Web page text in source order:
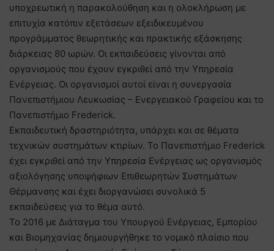
υποχρεωτική η παρακολούθηση και η ολοκλήρωση με
επιτυχία κατόπιν εξετάσεων εξειδικευμένου
προγράμματος θεωρητικής και πρακτικής εξάσκησης
διάρκειας 80 ωρών. Οι εκπαιδεύσεις γίνονται από
οργανισμούς που έχουν εγκριθεί από την Υπηρεσία
Ενέργειας. Οι οργανισμοί αυτοί είναι η συνεργασία
Πανεπιστήμιου Λευκωσίας – Ενεργειακού Γραφείου και το
Πανεπιστήμιο Frederick.
Εκπαιδευτική δραστηριότητα, υπάρχει και σε θέματα
τεχνικών συστημάτων κτιρίων. Το Πανεπιστήμιο Frederick
έχει εγκριθεί από την Υπηρεσία Ενέργειας ως οργανισμός
αξιολόγησης υποψήφιων Επιθεωρητών Συστημάτων
Θέρμανσης και έχει διοργανώσει συνολικά 5
εκπαιδεύσεις για το θέμα αυτό.
Το 2016 με Διάταγμα του Υπουργού Ενέργειας, Εμπορίου
και Βιομηχανίας δημιουργήθηκε το νομικό πλαίσιο που